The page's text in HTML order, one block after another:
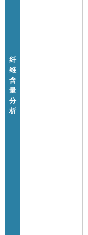
纤
维
含
量
分
析